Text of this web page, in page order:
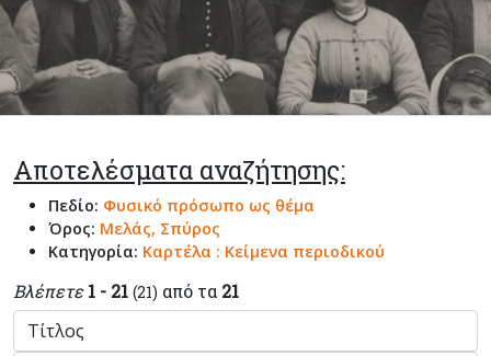
Αποτελέσματα αναζήτησης:
Πεδίο: Φυσικό πρόσωπο ως θέμα
Όρος: Μελάς, Σπύρος
Κατηγορία: Καρτέλα : Κείμενα περιοδικού
Βλέπετε 1 - 21 (21) από τα 21